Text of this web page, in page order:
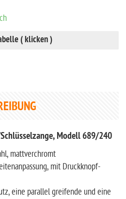
( klicken )
Modell 689/240
mattverchromt
mit Druckknopf-
eine parallel greifende und eine